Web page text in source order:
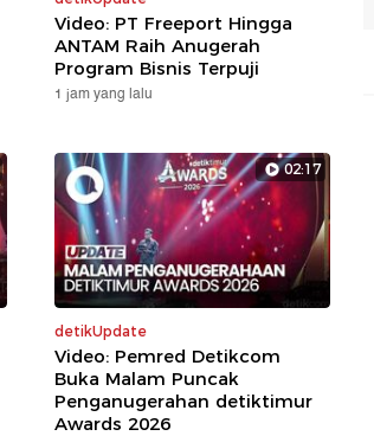
Video: PT Freeport Hingga
ANTAM Raih Anugerah
Program Bisnis Terpuji
1 jam yang lalu
02:17
detikUpdate
Video: Pemred Detikcom
Buka Malam Puncak
Penganugerahan detiktimur
Awards 2026